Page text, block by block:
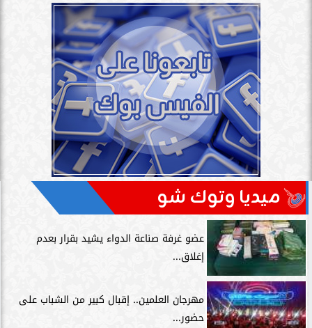
ميديا وتوك شو
عضو غرفة صناعة الدواء يشيد بقرار بعدم
إغلاق...
مهرجان العلمين.. إقبال كبير من الشباب على
حضور...